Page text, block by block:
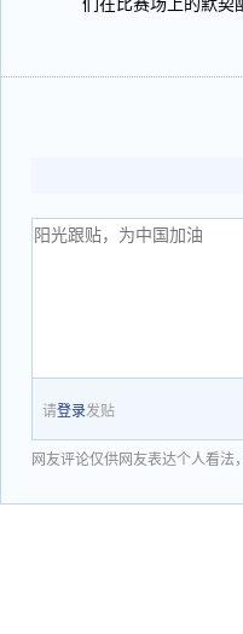
们在比赛场上的默契
请登录发贴
网友评论仅供网友表达个人看